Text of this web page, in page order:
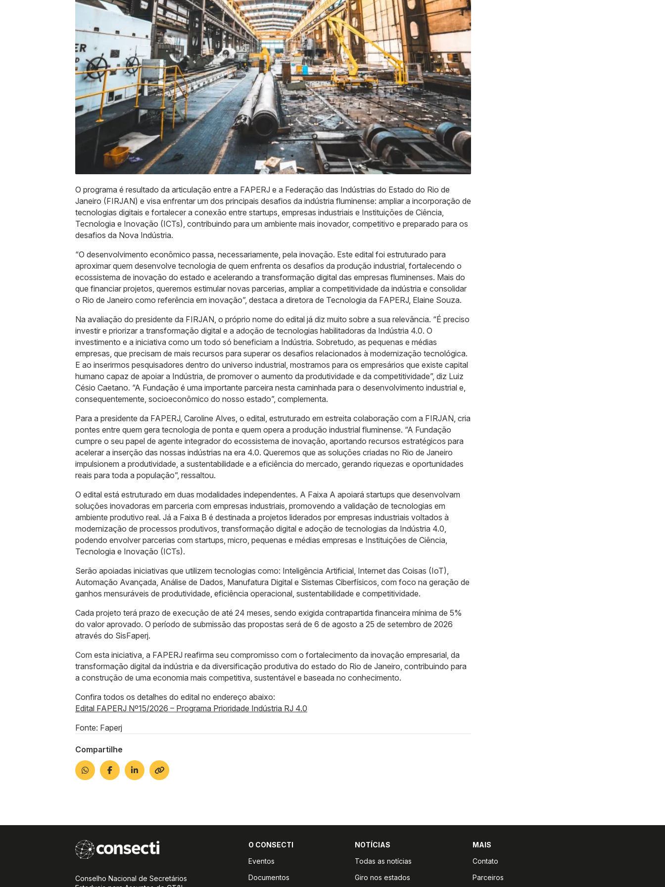
O programa é resultado da articulação entre a FAPERJ e a Federação das Indústrias do Estado do Rio de
Janeiro (FIRJAN) e visa enfrentar um dos principais desafios da indústria fluminense: ampliar a incorporação de
tecnologias digitais e fortalecer a conexão entre startups, empresas industriais e Instituições de Ciência,
Tecnologia e Inovação (ICTs), contribuindo para um ambiente mais inovador, competitivo e preparado para os
desafios da Nova Indústria.
“O desenvolvimento econômico passa, necessariamente, pela inovação. Este edital foi estruturado para
aproximar quem desenvolve tecnologia de quem enfrenta os desafios da produção industrial, fortalecendo o
ecossistema de inovação do estado e acelerando a transformação digital das empresas fluminenses. Mais do
que financiar projetos, queremos estimular novas parcerias, ampliar a competitividade da indústria e consolidar
o Rio de Janeiro como referência em inovação”, destaca a diretora de Tecnologia da FAPERJ, Elaine Souza.
Na avaliação do presidente da FIRJAN, o próprio nome do edital já diz muito sobre a sua relevância. “É preciso
investir e priorizar a transformação digital e a adoção de tecnologias habilitadoras da Indústria 4.0. O
investimento e a iniciativa como um todo só beneficiam a Indústria. Sobretudo, as pequenas e médias
empresas, que precisam de mais recursos para superar os desafios relacionados à modernização tecnológica.
E ao inserirmos pesquisadores dentro do universo industrial, mostramos para os empresários que existe capital
humano capaz de apoiar a Indústria, de promover o aumento da produtividade e da competitividade”, diz Luiz
Césio Caetano. “A Fundação é uma importante parceira nesta caminhada para o desenvolvimento industrial e,
consequentemente, socioeconômico do nosso estado”, complementa.
Para a presidente da FAPERJ, Caroline Alves, o edital, estruturado em estreita colaboração com a FIRJAN, cria
pontes entre quem gera tecnologia de ponta e quem opera a produção industrial fluminense. “A Fundação
cumpre o seu papel de agente integrador do ecossistema de inovação, aportando recursos estratégicos para
acelerar a inserção das nossas indústrias na era 4.0. Queremos que as soluções criadas no Rio de Janeiro
impulsionem a produtividade, a sustentabilidade e a eficiência do mercado, gerando riquezas e oportunidades
reais para toda a população”, ressaltou.
O edital está estruturado em duas modalidades independentes. A Faixa A apoiará startups que desenvolvam
soluções inovadoras em parceria com empresas industriais, promovendo a validação de tecnologias em
ambiente produtivo real. Já a Faixa B é destinada a projetos liderados por empresas industriais voltados à
modernização de processos produtivos, transformação digital e adoção de tecnologias da Indústria 4.0,
podendo envolver parcerias com startups, micro, pequenas e médias empresas e Instituições de Ciência,
Tecnologia e Inovação (ICTs).
Serão apoiadas iniciativas que utilizem tecnologias como: Inteligência Artificial, Internet das Coisas (IoT),
Automação Avançada, Análise de Dados, Manufatura Digital e Sistemas Ciberfísicos, com foco na geração de
ganhos mensuráveis de produtividade, eficiência operacional, sustentabilidade e competitividade.
Cada projeto terá prazo de execução de até 24 meses, sendo exigida contrapartida financeira mínima de 5%
do valor aprovado. O período de submissão das propostas será de 6 de agosto a 25 de setembro de 2026
através do SisFaperj.
Com esta iniciativa, a FAPERJ reafirma seu compromisso com o fortalecimento da inovação empresarial, da
transformação digital da indústria e da diversificação produtiva do estado do Rio de Janeiro, contribuindo para
a construção de uma economia mais competitiva, sustentável e baseada no conhecimento.
Confira todos os detalhes do edital no endereço abaixo:
Edital FAPERJ Nº15/2026 – Programa Prioridade Indústria RJ 4.0
Fonte: Faperj
Compartilhe
Conselho Nacional de Secretários
O CONSECTI
Eventos
Documentos
NOTÍCIAS
Todas as notícias
Giro nos estados
MAIS
Contato
Parceiros